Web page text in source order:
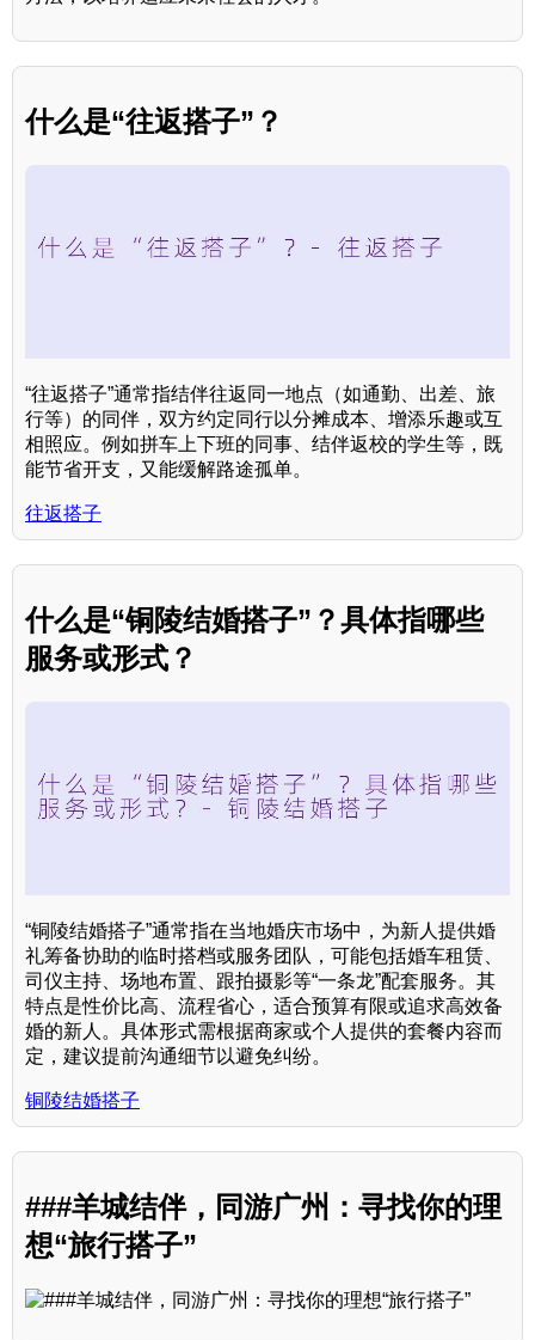
什么是“往返搭子”？
“往返搭子”通常指结伴往返同一地点（如通勤、出差、旅
行等）的同伴，双方约定同行以分摊成本、增添乐趣或互
相照应。例如拼车上下班的同事、结伴返校的学生等，既
能节省开支，又能缓解路途孤单。
往返搭子
什么是“铜陵结婚搭子”？具体指哪些
服务或形式？
“铜陵结婚搭子”通常指在当地婚庆市场中，为新人提供婚
礼筹备协助的临时搭档或服务团队，可能包括婚车租赁、
司仪主持、场地布置、跟拍摄影等“一条龙”配套服务。其
特点是性价比高、流程省心，适合预算有限或追求高效备
婚的新人。具体形式需根据商家或个人提供的套餐内容而
定，建议提前沟通细节以避免纠纷。
铜陵结婚搭子
###羊城结伴，同游广州：寻找你的理
想“旅行搭子”